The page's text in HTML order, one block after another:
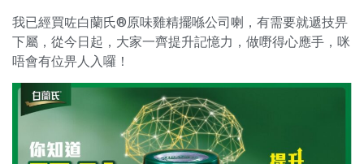
我已經買咗白蘭氏®原味雞精擺喺公司喇，有需要就遞技畀
下屬，從今日起，大家一齊提升記憶力，做嘢得心應手，咪
唔會有位畀人入囉！